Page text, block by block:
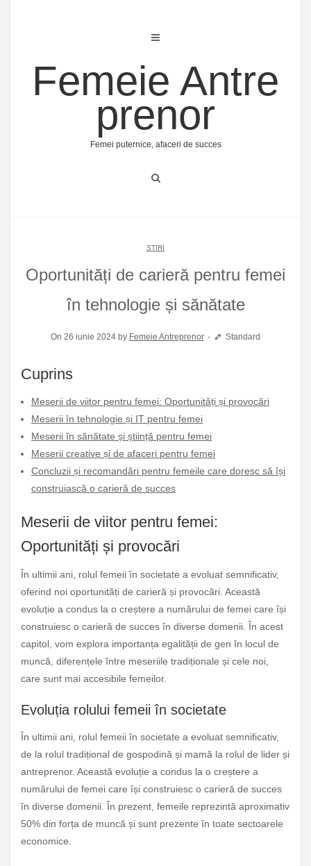
Femeie Antre
prenor
Femei puternice, afaceri de succes
STIRI
Oportunități de carieră pentru femei
în tehnologie și sănătate
On 26 iunie 2024 by Femeie Antreprenor Standard
Cuprins
Meserii de viitor pentru femei: Oportunități și provocări
Meserii în tehnologie și IT pentru femei
Meserii în sănătate și știință pentru femei
Meserii creative și de afaceri pentru femei
Concluzii și recomandări pentru femeile care doresc să își
construiască o carieră de succes
Meserii de viitor pentru femei:
Oportunități și provocări
În ultimii ani, rolul femeii în societate a evoluat semnificativ,
oferind noi oportunități de carieră și provocări. Această
evoluție a condus la o creștere a numărului de femei care își
construiesc o carieră de succes în diverse domenii. În acest
capitol, vom explora importanța egalității de gen în locul de
muncă, diferențele între meseriile tradiționale și cele noi,
care sunt mai accesibile femeilor.
Evoluția rolului femeii în societate
În ultimii ani, rolul femeii în societate a evoluat semnificativ,
de la rolul tradițional de gospodină și mamă la rolul de lider și
antreprenor. Această evoluție a condus la o creștere a
numărului de femei care își construiesc o carieră de succes
în diverse domenii. În prezent, femeile reprezintă aproximativ
50% din forța de muncă și sunt prezente în toate sectoarele
economice.